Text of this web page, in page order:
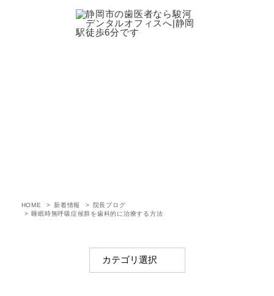
HOME 新着情報
院長ブログ
睡眠時無呼吸症候群を歯科的に治療する方法